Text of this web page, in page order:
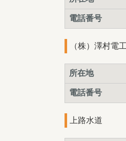
電話番号
（株）澤村電工
所在地
電話番号
上路水道